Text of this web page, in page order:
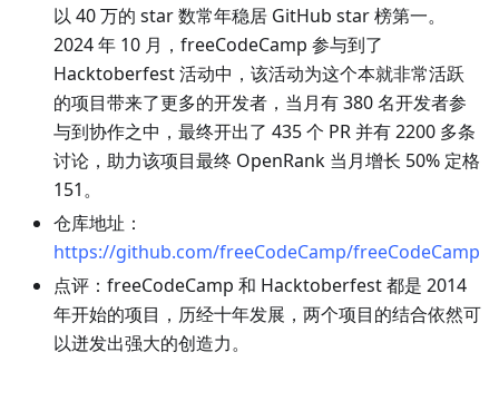
以 40 万的 star 数常年稳居 GitHub star 榜第一。
2024 年 10 月，freeCodeCamp 参与到了
Hacktoberfest 活动中，该活动为这个本就非常活跃
的项目带来了更多的开发者，当月有 380 名开发者参
与到协作之中，最终开出了 435 个 PR 并有 2200 多条
讨论，助力该项目最终 OpenRank 当月增长 50% 定格
151。
仓库地址：
https://github.com/freeCodeCamp/freeCodeCamp
点评：freeCodeCamp 和 Hacktoberfest 都是 2014
年开始的项目，历经十年发展，两个项目的结合依然可
以迸发出强大的创造力。